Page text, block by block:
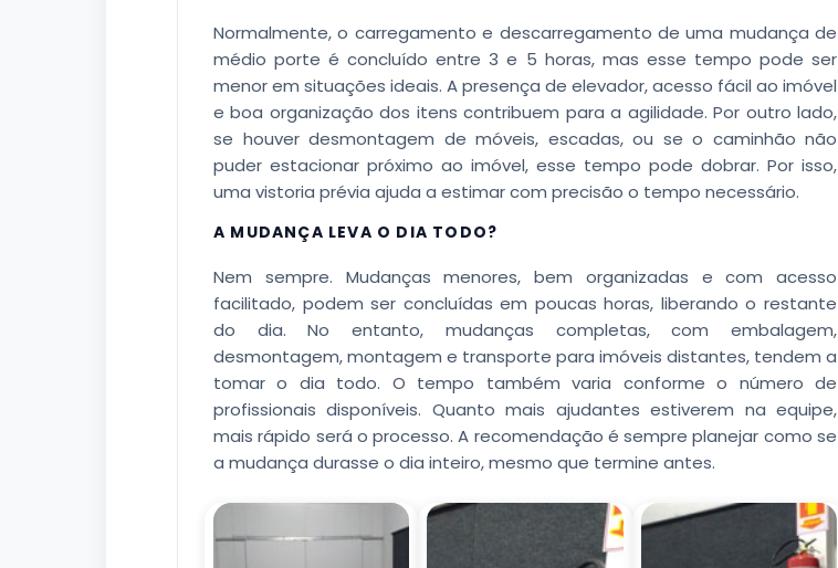
Normalmente, o carregamento e descarregamento de uma mudança de
médio porte é concluído entre 3 e 5 horas, mas esse tempo pode ser
menor em situações ideais. A presença de elevador, acesso fácil ao imóvel
e boa organização dos itens contribuem para a agilidade. Por outro lado,
se houver desmontagem de móveis, escadas, ou se o caminhão não
puder estacionar próximo ao imóvel, esse tempo pode dobrar. Por isso,
uma vistoria prévia ajuda a estimar com precisão o tempo necessário.
A MUDANÇA LEVA O DIA TODO?
Nem sempre. Mudanças menores, bem organizadas e com acesso
facilitado, podem ser concluídas em poucas horas, liberando o restante
do dia. No entanto, mudanças completas, com embalagem,
desmontagem, montagem e transporte para imóveis distantes, tendem a
tomar o dia todo. O tempo também varia conforme o número de
profissionais disponíveis. Quanto mais ajudantes estiverem na equipe,
mais rápido será o processo. A recomendação é sempre planejar como se
a mudança durasse o dia inteiro, mesmo que termine antes.